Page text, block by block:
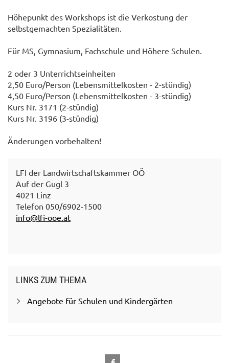
Höhepunkt des Workshops ist die Verkostung der
selbstgemachten Spezialitäten.
Für MS, Gymnasium, Fachschule und Höhere Schulen.
2 oder 3 Unterrichtseinheiten
2,50 Euro/Person (Lebensmittelkosten - 2-stündig)
4,50 Euro/Person (Lebensmittelkosten - 3-stündig)
Kurs Nr. 3171 (2-stündig)
Kurs Nr. 3196 (3-stündig)
Änderungen vorbehalten!
LFI der Landwirtschaftskammer OÖ
Auf der Gugl 3
4021 Linz
Telefon 050/6902-1500
info@lfi-ooe.at
LINKS ZUM THEMA
Angebote für Schulen und Kindergärten